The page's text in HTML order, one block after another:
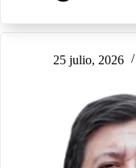
25 julio, 2026